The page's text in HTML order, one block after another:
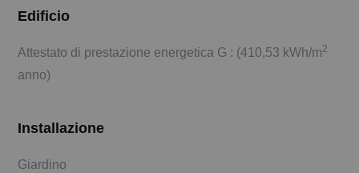
Edificio
Attestato di prestazione energetica G : (410,53 kWh/m2
anno)
Installazione
Giardino